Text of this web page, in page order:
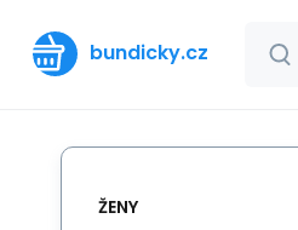
bundicky.cz
ŽENY